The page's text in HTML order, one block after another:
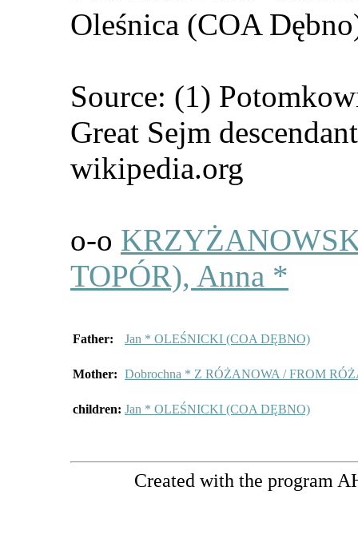
Oleśnica (COA
Source: (1)
Great Sejm
wikipedia.org
o-o
TOPÓR), Anna *
Father: Jan * OLEŚNICKI (COA DĘBNO)
Mother: Dobrochna * Z RÓŻANOWA / FROM
children: Jan * OLEŚNICKI (COA DĘBNO)
Created with the program